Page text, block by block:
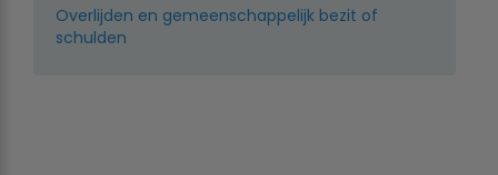
Overlijden en gemeenschappelijk bezit of
schulden